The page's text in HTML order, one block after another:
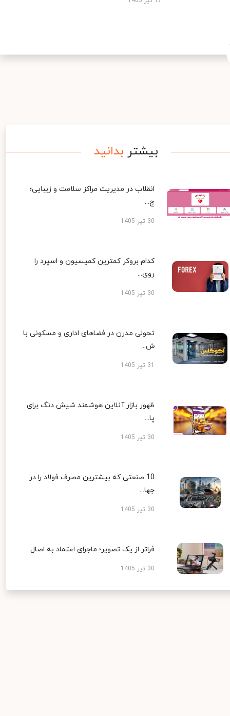
بیشتر بدانید
انقلاب در مدیریت مراکز سلامت و زیبایی؛
چ...
30 تیر 1405
کدام بروکر کمترین کمیسیون و اسپرد را
روی...
30 تیر 1405
تحولی مدرن در فضاهای اداری و مسکونی با
ش...
ظهور بازار آنلاین هوشمند شیش دنگ برای
پا...
30 تیر 1405
10 صنعتی که بیشترین مصرف فولاد را در
جها...
30 تیر 1405
فراتر از یک تصویر؛ ماجرای اعتماد به اصال...
30 تیر 1405